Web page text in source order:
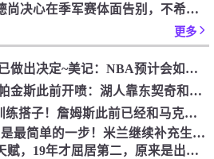
【好看推荐】队报：德尚决心在季军赛体面告别，不希望以两连败收
更多
【体育资讯】詹姆斯已做出决定~美记：NBA预计会如期公布新赛
【集锦】没有老詹！帕金斯此前开喷：湖人靠东契奇和里夫斯没人会
[体育头条]多年夏季训练搭子！詹姆斯此前已经和马克西一同训练
【有道理嘛?】签字只是最简单的一步！米兰继续补充生力军！
【锡安】莫兰特这种天赋，19年才屈居第二，原来是出了锡安这个